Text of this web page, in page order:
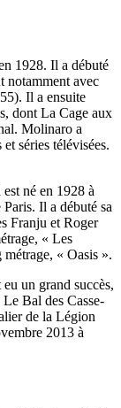
1928. Il a débuté
notamment avec
Il a ensuite
dont La Cage aux
Molinaro a
séries télévisées.
né en 1928 à
Il a débuté sa
Franju et Roger
« Les
« Oasis ».
un grand succès,
Bal des Casse-
de la Légion
2013 à